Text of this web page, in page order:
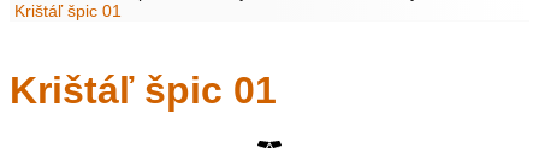
Krištáľ špic 01
Krištáľ špic 01